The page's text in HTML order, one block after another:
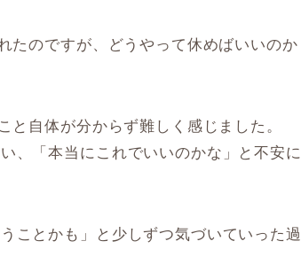
たのですが、どうやって休めばいいのか
と自体が分からず難しく感じました。
、「本当にこれでいいのかな」と不安に
ことかも」と少しずつ気づいていった過